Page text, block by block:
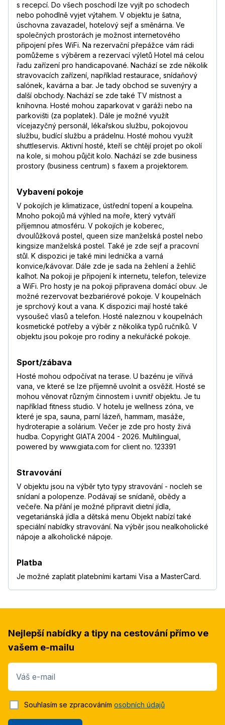
s recepcí. Do všech poschodí lze vyjít po schodech
nebo pohodlně vyjet výtahem. V objektu je šatna,
úschovna zavazadel, hotelový sejf a směnárna. Ve
společných prostorách je možnost internetového
připojení přes WiFi. Na rezervační přepážce vám rádi
pomůžeme s výběrem a rezervací výletů Hotel má celou
řadu zařízení pro handicapované. Nachází se zde několik
stravovacích zařízení, například restaurace, snídaňový
salónek, kavárna a bar. Je tady obchod se suvenýry a
další obchody. Nachází se zde také TV místnost a
knihovna. Hosté mohou zaparkovat v garáži nebo na
parkovišti (za poplatek). Dále je možné využít
vícejazyčný personál, lékařskou službu, pokojovou
službu, budící službu a prádelnu. Hosté mohou využít
shuttleservis. Aktivní hosté, kteří se chtějí projet po okolí
na kole, si mohou půjčit kolo. Nachází se zde business
prostory (business centrum) s faxem a projektorem.
Vybavení pokoje
V pokojích je klimatizace, ústřední topení a koupelna.
Mnoho pokojů má výhled na moře, který vytváří
příjemnou atmosféru. V pokojích je koberec,
dvoulůžková postel, queen size manželská postel nebo
kingsize manželská postel. Také je zde sejf a pracovní
stůl. K dispozici je také mini lednička a varná
konvice/kávovar. Dále zde je sada na žehlení a žehlič
kalhot. Na pokoji je připojení k internetu, telefon, televize
a WiFi. Pro hosty je na pokoji připravena domácí obuv. Je
možné rezervovat bezbariérové pokoje. V koupelnách
je sprchový kout a vana. K dispozici mají hosté také
vysoušeč vlasů a telefon. Hosté naleznou v koupelnách
kosmetické potřeby a výběr z několika typů ručníků. V
objektu jsou pokoje pro rodiny a nekuřácké pokoje.
Sport/zábava
Hosté mohou odpočívat na terase. U bazénu je vířivá
vana, ve které se lze příjemně uvolnit a osvěžit. Hosté se
mohou věnovat různým činnostem i uvnitř objektu. Je tu
například fitness studio. V hotelu je wellness zóna, ve
které je spa, sauna, parní lázeň, hammam, masáže,
hydroterapie a solárium. Večer je zde pro hosty živá
hudba. Copyright GIATA 2004 - 2026. Multilingual,
powered by www.giata.com for client no. 123391
Stravování
V objektu jsou na výběr tyto typy stravování - nocleh se
snídaní a polopenze. Podávají se snídaně, obědy a
večeře. Na přání je možné připravit dietní jídla,
vegetariánská jídla a dětská menu Objekt nabízí také
speciální nabídky stravování. Na výběr jsou nealkoholické
nápoje a alkoholické nápoje.
Platba
Je možné zaplatit platebními kartami Visa a MasterCard.
Nejlepší nabídky a tipy na cestování přímo ve
vašem e-mailu
Váš e-mail
Souhlasím se zpracováním osobních údajů